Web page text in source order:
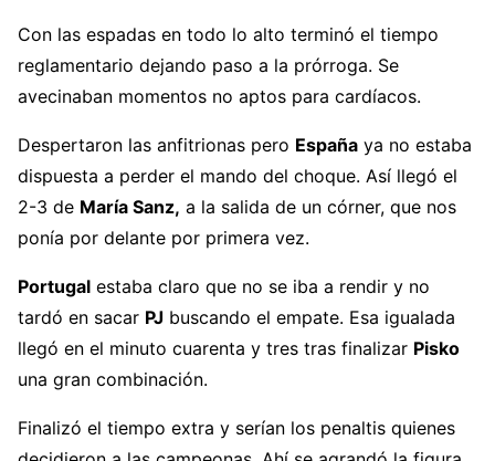
Con las espadas en todo lo alto terminó el tiempo
reglamentario dejando paso a la prórroga. Se
avecinaban momentos no aptos para cardíacos.
Despertaron las anfitrionas pero España ya no estaba
dispuesta a perder el mando del choque. Así llegó el
2-3 de María Sanz, a la salida de un córner, que nos
ponía por delante por primera vez.
Portugal estaba claro que no se iba a rendir y no
tardó en sacar PJ buscando el empate. Esa igualada
llegó en el minuto cuarenta y tres tras finalizar Pisko
una gran combinación.
Finalizó el tiempo extra y serían los penaltis quienes